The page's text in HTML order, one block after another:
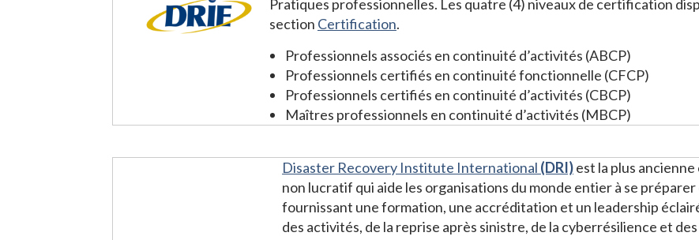
Pratiques professionnelles. Les quatre (4) niveaux de certification
section Certification.
Professionnels associés en continuité d’activités (ABCP)
Professionnels certifiés en continuité fonctionnelle (CFCP)
Professionnels certifiés en continuité d’activités (CBCP)
Maîtres professionnels en continuité d’activités (MBCP)
Disaster Recovery Institute International (DRI)est la plus
non lucratif qui aide les organisations du monde entier à se
fournissant une formation, une accréditation et un leadership
des activités, de la reprise après sinistre, de la cyberrésilience et